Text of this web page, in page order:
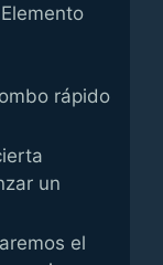
rápido
un
el